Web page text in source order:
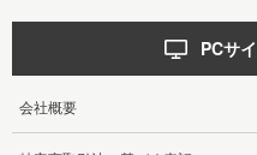
PCサ
会社概要